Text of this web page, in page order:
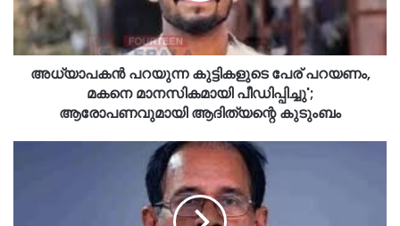
അധ്യാപകൻ പറയുന്ന കുട്ടികളുടെ പേര് പറയണം,
മകനെ മാനസികമായി പീഡിപ്പിച്ചു';
ആരോപണവുമായി ആദിത്യന്റെ കുടുംബം